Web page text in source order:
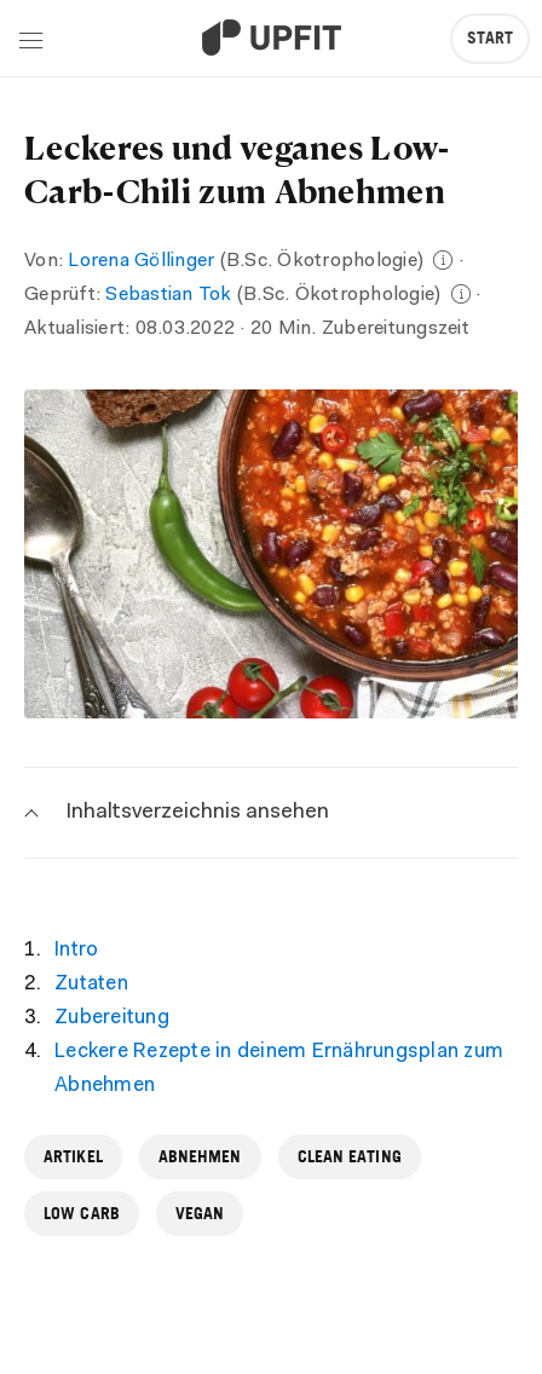
Leckeres und veganes Low-
Carb-Chili zum Abnehmen
Von: Lorena Göllinger(B.Sc. Ökotrophologie)
·
Geprüft:Sebastian Tok (B.Sc. Ökotrophologie)
·
Aktualisiert: 08.03.2022 · 20 Min. Zubereitungszeit
Inhaltsverzeichnis ansehen
Intro
Zutaten
Zubereitung
Leckere Rezepte in deinem Ernährungsplan zum
Abnehmen
ARTIKEL ABNEHMEN CLEAN EATING
LOW CARB VEGAN
START